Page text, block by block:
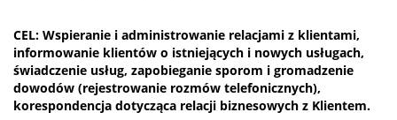
CEL: Wspieranie i administrowanie relacjami z klientami,
informowanie klientów o istniejących i nowych usługach,
świadczenie usług, zapobieganie sporom i gromadzenie
dowodów (rejestrowanie rozmów telefonicznych),
korespondencja dotycząca relacji biznesowych z Klientem.